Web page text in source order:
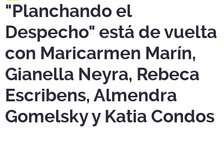
"Planchando el
Despecho" está de vuelta
con Maricarmen Marín,
Gianella Neyra, Rebeca
Escribens, Almendra
Gomelsky y Katia Condos